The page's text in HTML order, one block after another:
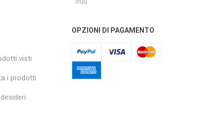
visti
i prodotti
OPZIONI DI PAGAMENTO